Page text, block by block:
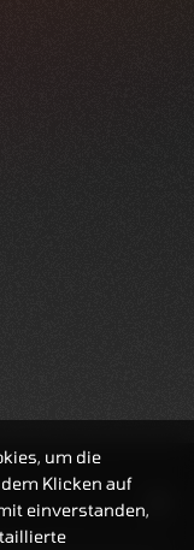
um die
Klicken auf
einverstanden,